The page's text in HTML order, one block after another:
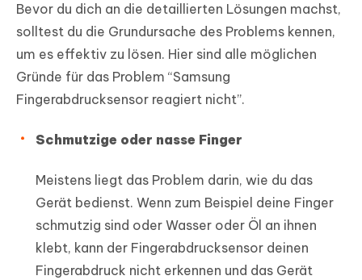
Bevor du dich an die detaillierten Lösungen machst,
solltest du die Grundursache des Problems kennen,
um es effektiv zu lösen. Hier sind alle möglichen
Gründe für das Problem “Samsung
Fingerabdrucksensor reagiert nicht”.
Schmutzige oder nasse Finger
Meistens liegt das Problem darin, wie du das
Gerät bedienst. Wenn zum Beispiel deine Finger
schmutzig sind oder Wasser oder Öl an ihnen
klebt, kann der Fingerabdrucksensor deinen
Fingerabdruck nicht erkennen und das Gerät